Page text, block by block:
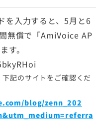
を入力すると、5月と6
無償で「AmiVoice AP
す。
記のサイトをご確認くだ
blog/zenn_202